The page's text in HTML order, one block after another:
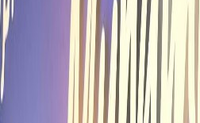
Hikmah
Opini
Konsultasi Syariah